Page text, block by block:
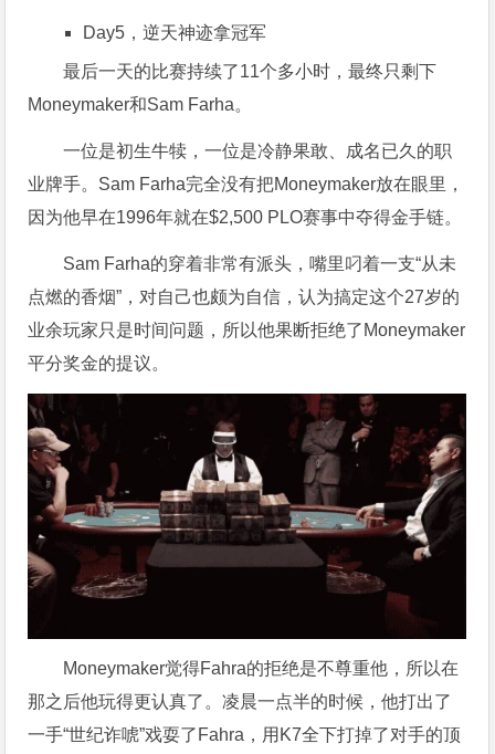
Day5，逆天神迹拿冠军
最后一天的比赛持续了11个多小时，最终只剩下
Moneymaker和Sam Farha。
一位是初生牛犊，一位是冷静果敢、成名已久的职
业牌手。Sam Farha完全没有把Moneymaker放在眼里，
因为他早在1996年就在$2,500 PLO赛事中夺得金手链。
Sam Farha的穿着非常有派头，嘴里叼着一支“从未
点燃的香烟”，对自己也颇为自信，认为搞定这个27岁的
业余玩家只是时间问题，所以他果断拒绝了Moneymaker
平分奖金的提议。
Moneymaker觉得Fahra的拒绝是不尊重他，所以在
那之后他玩得更认真了。凌晨一点半的时候，他打出了
一手“世纪诈唬”戏耍了Fahra，用K7全下打掉了对手的顶